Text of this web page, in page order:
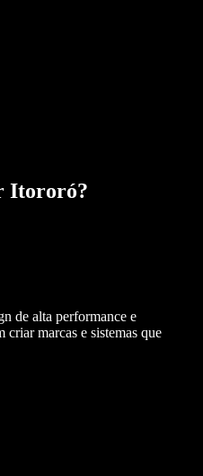
Itororó?
de alta performance e
criar marcas e sistemas que